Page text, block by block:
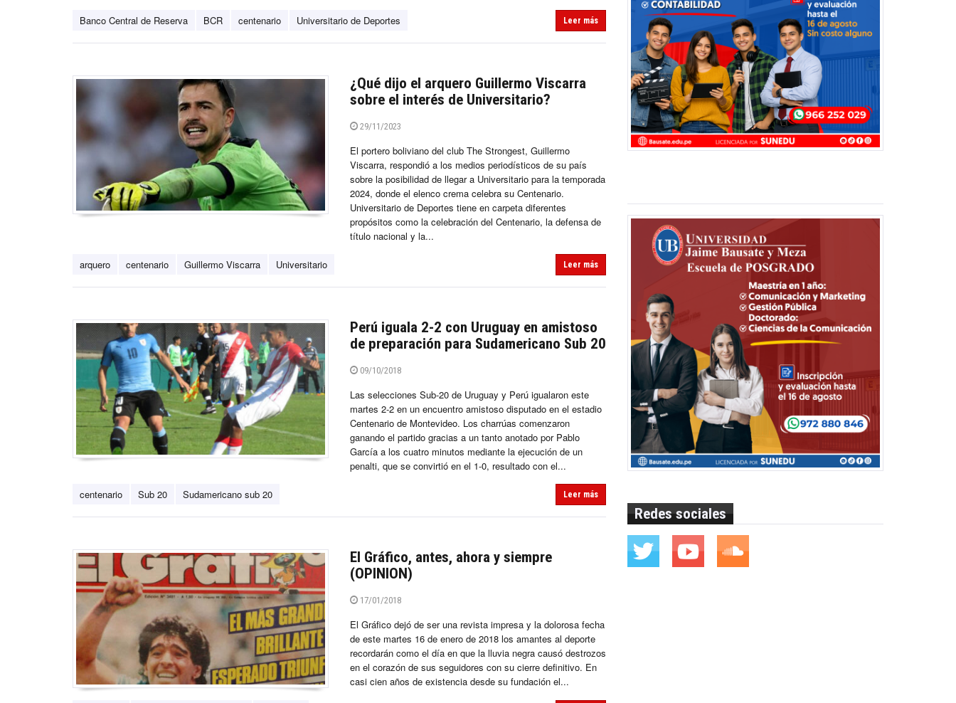
Banco Central de Reserva BCR centenario Universitario de Deportes Leer más
¿Qué dijo el arquero Guillermo Viscarra
sobre el interés de Universitario?
29/11/2023
El portero boliviano del club The Strongest, Guillermo
Viscarra, respondió a los medios periodísticos de su país
sobre la posibilidad de llegar a Universitario para la temporada
2024, donde el elenco crema celebra su Centenario.
Universitario de Deportes tiene en carpeta diferentes
propósitos como la celebración del Centenario, la defensa de
título nacional y la...
arquero centenario Guillermo Viscarra Universitario Leer más
Perú iguala 2-2 con Uruguay en amistoso
de preparación para Sudamericano Sub 20
09/10/2018
Las selecciones Sub-20 de Uruguay y Perú igualaron este
martes 2-2 en un encuentro amistoso disputado en el estadio
Centenario de Montevideo. Los charrúas comenzaron
ganando el partido gracias a un tanto anotado por Pablo
García a los cuatro minutos mediante la ejecución de un
penalti, que se convirtió en el 1-0, resultado con el...
centenario Sub 20 Sudamericano sub 20 Leer más
El Gráfico, antes, ahora y siempre
(OPINION)
17/01/2018
El Gráfico dejó de ser una revista impresa y la dolorosa fecha
de este martes 16 de enero de 2018 los amantes al deporte
recordarán como el día en que la lluvia negra causó destrozos
en el corazón de sus seguidores con su cierre definitivo. En
casi cien años de existencia desde su fundación el...
Redes sociales